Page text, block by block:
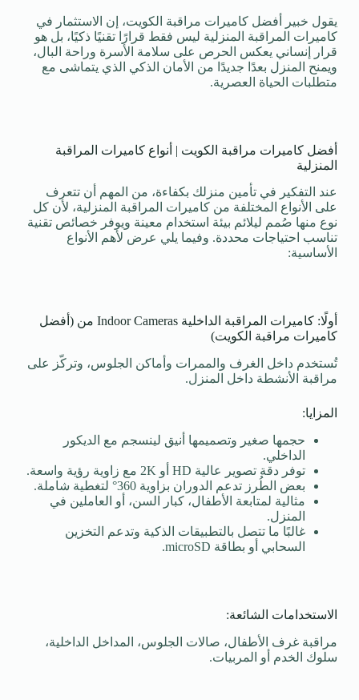
يقول خبير أفضل كاميرات مراقبة الكويت، إن الاستثمار في
كاميرات المراقبة المنزلية ليس فقط قرارًا تقنيًا ذكيًا، بل هو
قرار إنساني يعكس الحرص على سلامة الأسرة وراحة البال،
ويمنح المنزل بعدًا جديدًا من الأمان الذكي الذي يتماشى مع
متطلبات الحياة العصرية.
أفضل كاميرات مراقبة الكويت | أنواع كاميرات المراقبة
المنزلية
عند التفكير في تأمين منزلك بكفاءة، من المهم أن تتعرف
على الأنواع المختلفة من كاميرات المراقبة المنزلية، لأن كل
نوع منها صُمم ليلائم بيئة استخدام معينة ويوفر خصائص تقنية
تناسب احتياجات محددة. وفيما يلي عرض لأهم الأنواع
الأساسية:
أولًا: كاميرات المراقبة الداخلية Indoor Cameras من (أفضل
كاميرات مراقبة الكويت)
تُستخدم داخل الغرف والممرات وأماكن الجلوس، وتركّز على
مراقبة الأنشطة داخل المنزل.
المزايا:
حجمها صغير وتصميمها أنيق لينسجم مع الديكور
الداخلي.
توفر دقة تصوير عالية HD أو 2K مع زاوية رؤية واسعة.
بعض الطُرز تدعم الدوران بزاوية 360° لتغطية شاملة.
مثالية لمتابعة الأطفال، كبار السن، أو العاملين في
المنزل.
غالبًا ما تتصل بالتطبيقات الذكية وتدعم التخزين
السحابي أو بطاقة microSD.
الاستخدامات الشائعة:
مراقبة غرف الأطفال، صالات الجلوس، المداخل الداخلية،
سلوك الخدم أو المربيات.